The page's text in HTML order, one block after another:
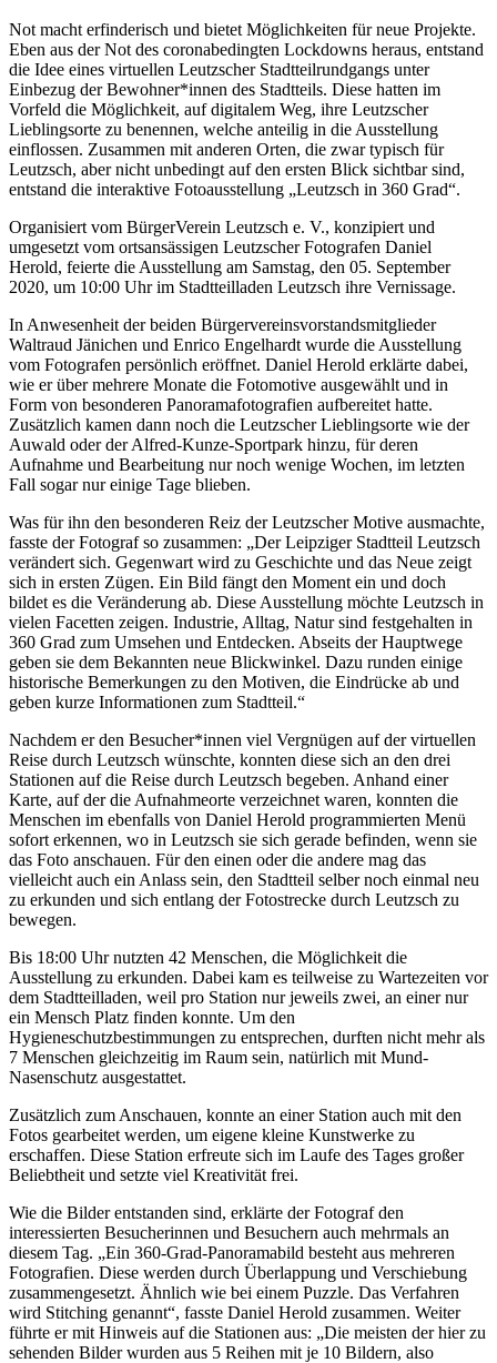
Not macht erfinderisch und bietet Möglichkeiten für neue Projekte.
Eben aus der Not des coronabedingten Lockdowns heraus, entstand
die Idee eines virtuellen Leutzscher Stadtteilrundgangs unter
Einbezug der Bewohner*innen des Stadtteils. Diese hatten im
Vorfeld die Möglichkeit, auf digitalem Weg, ihre Leutzscher
Lieblingsorte zu benennen, welche anteilig in die Ausstellung
einflossen. Zusammen mit anderen Orten, die zwar typisch für
Leutzsch, aber nicht unbedingt auf den ersten Blick sichtbar sind,
entstand die interaktive Fotoausstellung „Leutzsch in 360 Grad“.
Organisiert vom BürgerVerein Leutzsch e. V., konzipiert und
umgesetzt vom ortsansässigen Leutzscher Fotografen Daniel
Herold, feierte die Ausstellung am Samstag, den 05. September
2020, um 10:00 Uhr im Stadtteilladen Leutzsch ihre Vernissage.
In Anwesenheit der beiden Bürgervereinsvorstandsmitglieder
Waltraud Jänichen und Enrico Engelhardt wurde die Ausstellung
vom Fotografen persönlich eröffnet. Daniel Herold erklärte dabei,
wie er über mehrere Monate die Fotomotive ausgewählt und in
Form von besonderen Panoramafotografien aufbereitet hatte.
Zusätzlich kamen dann noch die Leutzscher Lieblingsorte wie der
Auwald oder der Alfred-Kunze-Sportpark hinzu, für deren
Aufnahme und Bearbeitung nur noch wenige Wochen, im letzten
Fall sogar nur einige Tage blieben.
Was für ihn den besonderen Reiz der Leutzscher Motive ausmachte,
fasste der Fotograf so zusammen: „Der Leipziger Stadtteil Leutzsch
verändert sich. Gegenwart wird zu Geschichte und das Neue zeigt
sich in ersten Zügen. Ein Bild fängt den Moment ein und doch
bildet es die Veränderung ab. Diese Ausstellung möchte Leutzsch in
vielen Facetten zeigen. Industrie, Alltag, Natur sind festgehalten in
360 Grad zum Umsehen und Entdecken. Abseits der Hauptwege
geben sie dem Bekannten neue Blickwinkel. Dazu runden einige
historische Bemerkungen zu den Motiven, die Eindrücke ab und
geben kurze Informationen zum Stadtteil.“
Nachdem er den Besucher*innen viel Vergnügen auf der virtuellen
Reise durch Leutzsch wünschte, konnten diese sich an den drei
Stationen auf die Reise durch Leutzsch begeben. Anhand einer
Karte, auf der die Aufnahmeorte verzeichnet waren, konnten die
Menschen im ebenfalls von Daniel Herold programmierten Menü
sofort erkennen, wo in Leutzsch sie sich gerade befinden, wenn sie
das Foto anschauen. Für den einen oder die andere mag das
vielleicht auch ein Anlass sein, den Stadtteil selber noch einmal neu
zu erkunden und sich entlang der Fotostrecke durch Leutzsch zu
bewegen.
Bis 18:00 Uhr nutzten 42 Menschen, die Möglichkeit die
Ausstellung zu erkunden. Dabei kam es teilweise zu Wartezeiten vor
dem Stadtteilladen, weil pro Station nur jeweils zwei, an einer nur
ein Mensch Platz finden konnte. Um den
Hygieneschutzbestimmungen zu entsprechen, durften nicht mehr als
7 Menschen gleichzeitig im Raum sein, natürlich mit Mund-
Nasenschutz ausgestattet.
Zusätzlich zum Anschauen, konnte an einer Station auch mit den
Fotos gearbeitet werden, um eigene kleine Kunstwerke zu
erschaffen. Diese Station erfreute sich im Laufe des Tages großer
Beliebtheit und setzte viel Kreativität frei.
Wie die Bilder entstanden sind, erklärte der Fotograf den
interessierten Besucherinnen und Besuchern auch mehrmals an
diesem Tag. „Ein 360-Grad-Panoramabild besteht aus mehreren
Fotografien. Diese werden durch Überlappung und Verschiebung
zusammengesetzt. Ähnlich wie bei einem Puzzle. Das Verfahren
wird Stitching genannt“, fasste Daniel Herold zusammen. Weiter
führte er mit Hinweis auf die Stationen aus: „Die meisten der hier zu
sehenden Bilder wurden aus 5 Reihen mit je 10 Bildern, also